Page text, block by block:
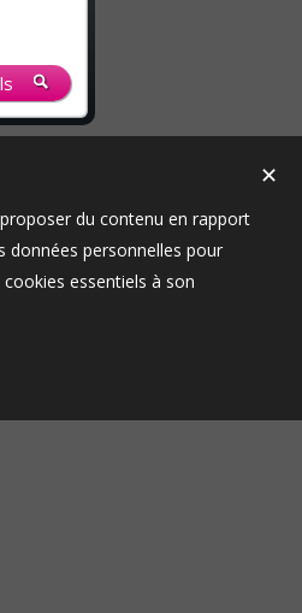
✕
du contenu en rapport
données personnelles pour
essentiels à son